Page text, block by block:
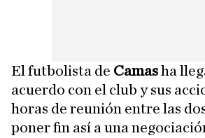
El futbolista de Camasha
acuerdo con el club y sus
horas de reunión entre las
poner fin así a una